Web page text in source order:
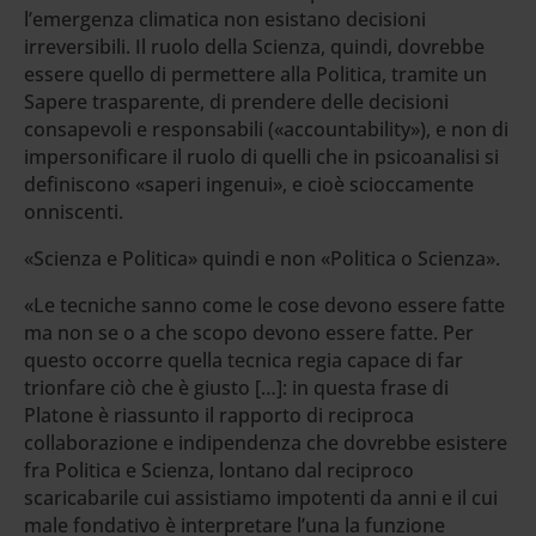
l’emergenza climatica non esistano decisioni
irreversibili. Il ruolo della Scienza, quindi, dovrebbe
essere quello di permettere alla Politica, tramite un
Sapere trasparente, di prendere delle decisioni
consapevoli e responsabili («accountability»), e non di
impersonificare il ruolo di quelli che in psicoanalisi si
definiscono «saperi ingenui», e cioè scioccamente
onniscenti.
«Scienza e Politica» quindi e non «Politica o Scienza».
«Le tecniche sanno come le cose devono essere fatte
ma non se o a che scopo devono essere fatte. Per
questo occorre quella tecnica regia capace di far
trionfare ciò che è giusto […]: in questa frase di
Platone è riassunto il rapporto di reciproca
collaborazione e indipendenza che dovrebbe esistere
fra Politica e Scienza, lontano dal reciproco
scaricabarile cui assistiamo impotenti da anni e il cui
male fondativo è interpretare l’una la funzione